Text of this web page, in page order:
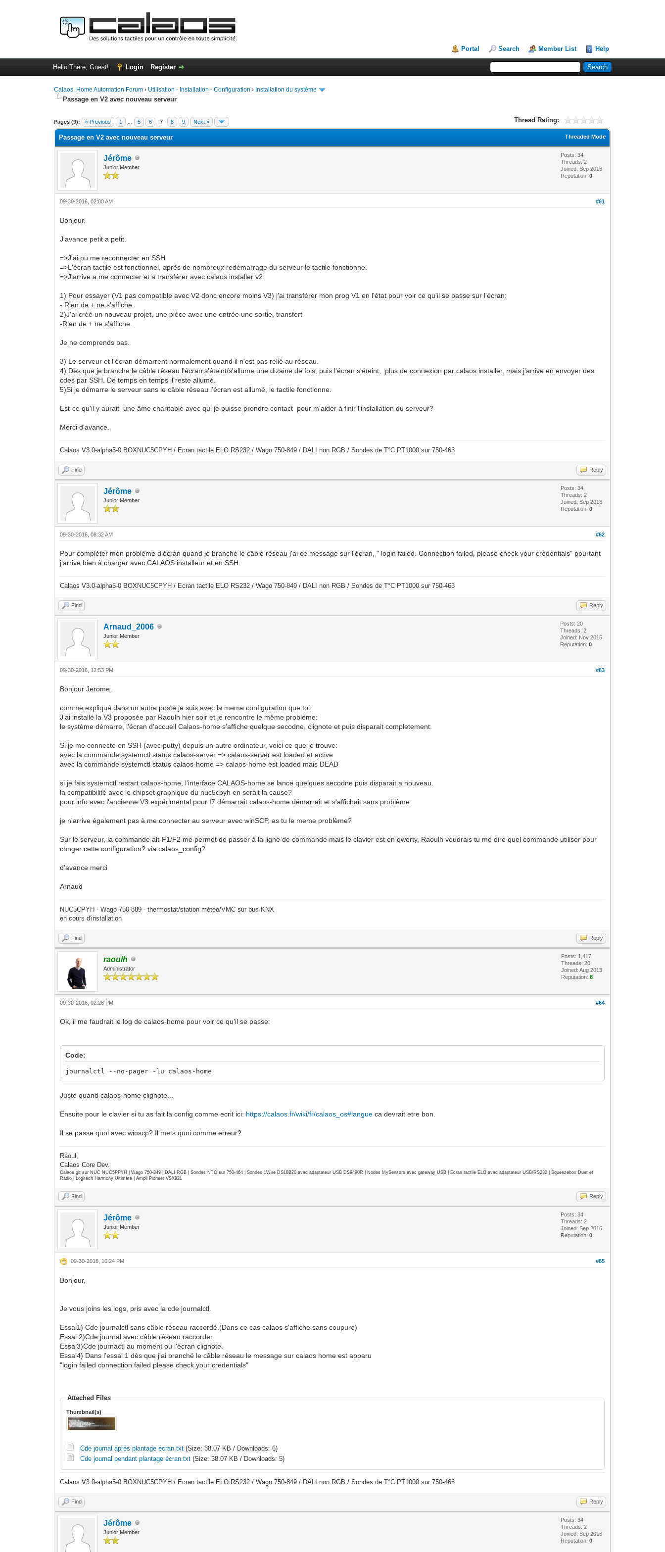
Portal Search Member List Help
Hello There, Guest! Login Register
Calaos, Home Automation Forum › Utilisation - Installation - Configuration › Installation du système
Passage en V2 avec nouveau serveur
Pages (9): « Previous 1 5 6 7 8 9 Next » Thread Rating:
0 Vote(s) - 0 Average
1
2
3
4
5
Threaded Mode
Passage en V2 avec nouveau serveur
Jérôme
Junior Member
Posts: 34
Threads: 2
Joined: Sep 2016
Reputation:0
#61
09-30-2016, 02:00 AM
Bonjour,
J'avance petit a petit.
=>J'ai pu me reconnecter en SSH
=>L'écran tactile est fonctionnel, après de nombreux redémarrage du serveur le tactile fonctionne.
=>J'arrive a me connecter et a transférer avec calaos installer v2.
1) Pour essayer (V1 pas compatible avec V2 donc encore moins V3) j'ai transférer mon prog V1 en l'état pour voir ce qu'il se passe sur l'écran:
- Rien de + ne s'affiche.
2)J'ai créé un nouveau projet, une pièce avec une entrée une sortie, transfert
-Rien de + ne s'affiche.
Je ne comprends pas.
3) Le serveur et l'écran démarrent normalement quand il n'est pas relié au réseau.
4) Dès que je branche le câble réseau l'écran s'éteint/s'allume une dizaine de fois, puis l'écran s'éteint, plus de connexion par calaos installer, mais j'arrive en envoyer des
cdes par SSH. De temps en temps il reste allumé.
5)Si je démarre le serveur sans le câble réseau l'écran est allumé, le tactile fonctionne.
Est-ce qu'il y aurait une âme charitable avec qui je puisse prendre contact pour m'aider à finir l'installation du serveur?
Merci d'avance.
Calaos V3.0-alpha5-0 BOXNUC5CPYH / Ecran tactile ELO RS232 / Wago 750-849 / DALI non RGB / Sondes de T°C PT1000 sur 750-463
Find Reply
Jérôme
Junior Member
Posts: 34
Threads: 2
Joined: Sep 2016
Reputation:0
#62
09-30-2016, 08:32 AM
Pour compléter mon problème d'écran quand je branche le câble réseau j'ai ce message sur l'écran, " login failed. Connection failed, please check your credentials" pourtant
j'arrive bien à charger avec CALAOS installeur et en SSH.
Calaos V3.0-alpha5-0 BOXNUC5CPYH / Ecran tactile ELO RS232 / Wago 750-849 / DALI non RGB / Sondes de T°C PT1000 sur 750-463
Find Reply
Arnaud_2006
Junior Member
Posts: 20
Threads: 2
Joined: Nov 2015
Reputation:0
#63
09-30-2016, 12:53 PM
Bonjour Jerome,
comme expliqué dans un autre poste je suis avec la meme configuration que toi.
J'ai installé la V3 proposée par Raoulh hier soir et je rencontre le même probleme:
le système démarre, l'écran d'accueil Calaos-home s'affiche quelque secodne, clignote et puis disparait completement.
Si je me connecte en SSH (avec putty) depuis un autre ordinateur, voici ce que je trouve:
avec la commande systemctl status calaos-server => calaos-server est loaded et active
avec la commande systemctl status calaos-home => calaos-home est loaded mais DEAD
si je fais systemctl restart calaos-home, l'interface CALAOS-home se lance quelques secodne puis disparait a nouveau.
la compatibilité avec le chipset graphique du nuc5cpyh en serait la cause?
pour info avec l'ancienne V3 expérimental pour I7 démarrait calaos-home démarrait et s'affichait sans problème
je n'arrive également pas à me connecter au serveur avec winSCP, as tu le meme problème?
Sur le serveur, la commande alt-F1/F2 me permet de passer à la ligne de commande mais le clavier est en qwerty, Raoulh voudrais tu me dire quel commande utiliser pour
chnger cette configuration? via calaos_config?
d'avance merci
Arnaud
NUC5CPYH - Wago 750-889 - thermostat/station météo/VMC sur bus KNX
en cours d'installation
Find Reply
raoulh
Administrator
Posts: 1,417
Threads: 20
Joined: Aug 2013
Reputation:8
#64
09-30-2016, 02:28 PM
Ok, il me faudrait le log de calaos-home pour voir ce qu'il se passe:
Code:
journalctl --no-pager -lu calaos-home
Juste quand calaos-home clignote...
Ensuite pour le clavier si tu as fait la config comme ecrit ici: https://calaos.fr/wiki/fr/calaos_os#langue ca devrait etre bon.
Il se passe quoi avec winscp? Il mets quoi comme erreur?
Raoul,
Calaos Core Dev.
Calaos git sur NUC NUC5PPYH | Wago 750-849 | DALI RGB | Sondes NTC sur 750-464 | Sondes 1Wire DS18B20 avec adaptateur USB DS9490R | Nodes MySensors avec gateway USB | Ecran tactile ELO avec adaptateur USB/RS232 | Squeezebox Duet et
Radio | Logitech Harmony Ultimate | Ampli Pioneer VSX921
Find Reply
Jérôme
Junior Member
Posts: 34
Threads: 2
Joined: Sep 2016
Reputation:0
#65
09-30-2016, 10:24 PM
Bonjour,
Je vous joins les logs, pris avec la cde journalctl.
Essai1) Cde journalctl sans câble réseau raccordé.(Dans ce cas calaos s'affiche sans coupure)
Essai 2)Cde journal avec câble réseau raccorder.
Essai3)Cde journactl au moment ou l'écran clignote.
Essai4) Dans l'essai 1 dès que j'ai branché le câble réseau le message sur calaos home est apparu
"login failed connection failed please check your credentials"
Attached Files
Thumbnail(s)
Cde journal aprés plantage écran.txt (Size: 38.07 KB / Downloads: 6)
Cde journal pendant plantage écran.txt (Size: 38.07 KB / Downloads: 5)
Calaos V3.0-alpha5-0 BOXNUC5CPYH / Ecran tactile ELO RS232 / Wago 750-849 / DALI non RGB / Sondes de T°C PT1000 sur 750-463
Find Reply
Jérôme
Junior Member
Posts: 34
Threads: 2
Joined: Sep 2016
Reputation:0